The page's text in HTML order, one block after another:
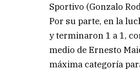
Sportivo (Gonzalo
Por su parte, en la
y terminaron 1 a 1,
medio de Ernesto
máxima categoría